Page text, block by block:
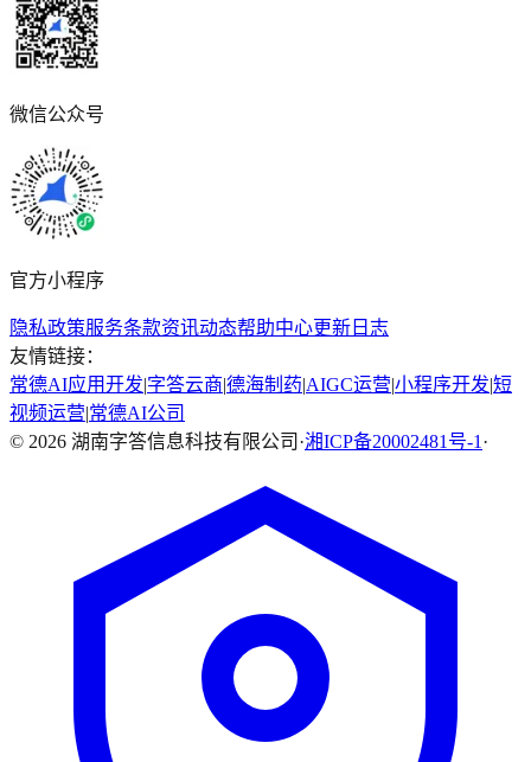
微信公众号
官方小程序
隐私政策服务条款资讯动态帮助中心更新日志
友情链接：
常德AI应用开发|字答云商|德海制药|AIGC运营|小程序开发|短
视频运营|常德AI公司
© 2026 湖南字答信息科技有限公司 ·湘ICP备20002481号-1·